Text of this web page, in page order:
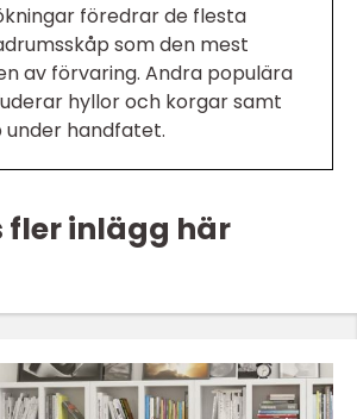
föredrar de flesta
som den mest
av förvaring. Andra populära
hyllor och korgar samt
under handfatet.
fler inlägg här